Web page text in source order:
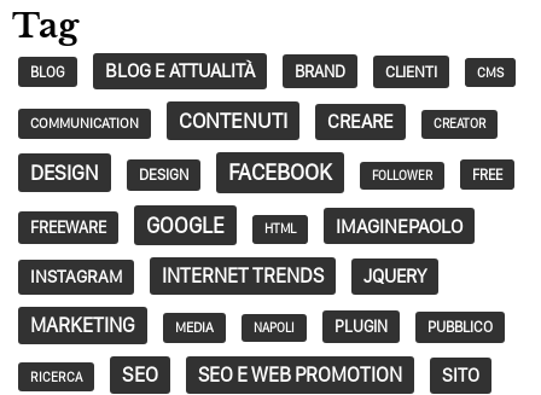
Tag
BLOG BLOG E ATTUALITÀ BRAND CLIENTI CMS
COMMUNICATION CONTENUTI CREARE CREATOR
DESIGN DESIGN FACEBOOK FOLLOWER FREE
FREEWARE GOOGLE HTML IMAGINEPAOLO
INSTAGRAM INTERNET TRENDS JQUERY
MARKETING MEDIA NAPOLI PLUGIN PUBBLICO
RICERCA SEO SEO E WEB PROMOTION SITO